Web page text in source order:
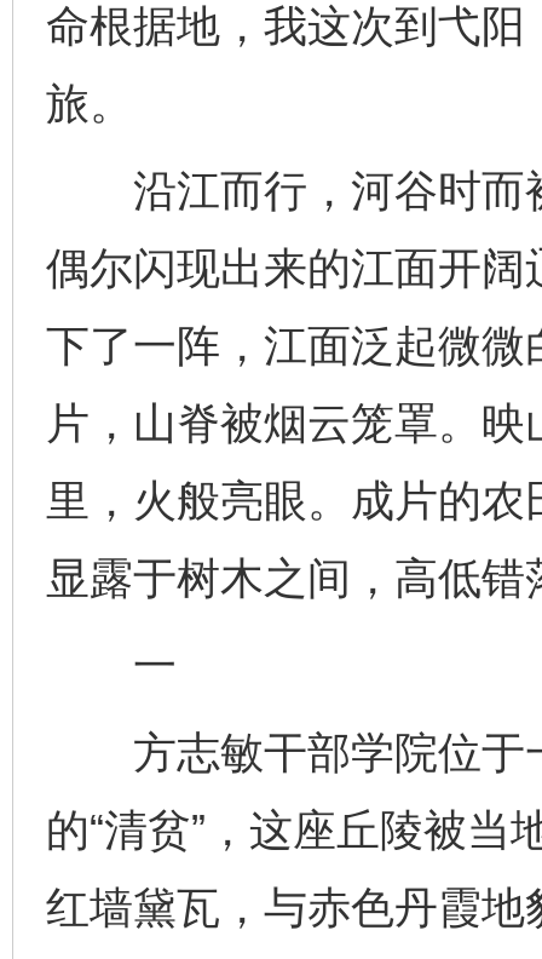
命根据地，我这次到弋
旅。
沿江而行，河谷时而
偶尔闪现出来的江面开
下了一阵，江面泛起微
片，山脊被烟云笼罩。
里，火般亮眼。成片的
显露于树木之间，高低错
一
方志敏干部学院位于
的“清贫”，这座丘陵被当
红墙黛瓦，与赤色丹霞